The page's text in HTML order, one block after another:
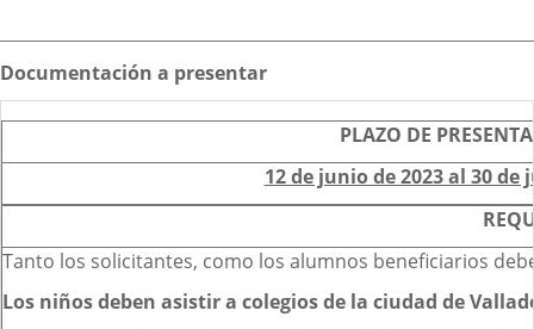
Descripción
Documentación a presentar
PLAZO DE
12 de junio de 2023 al 30 de
Tanto los solicitantes, como los alumnos beneficiarios
Los niños deben asistir a colegios de la ciudad de